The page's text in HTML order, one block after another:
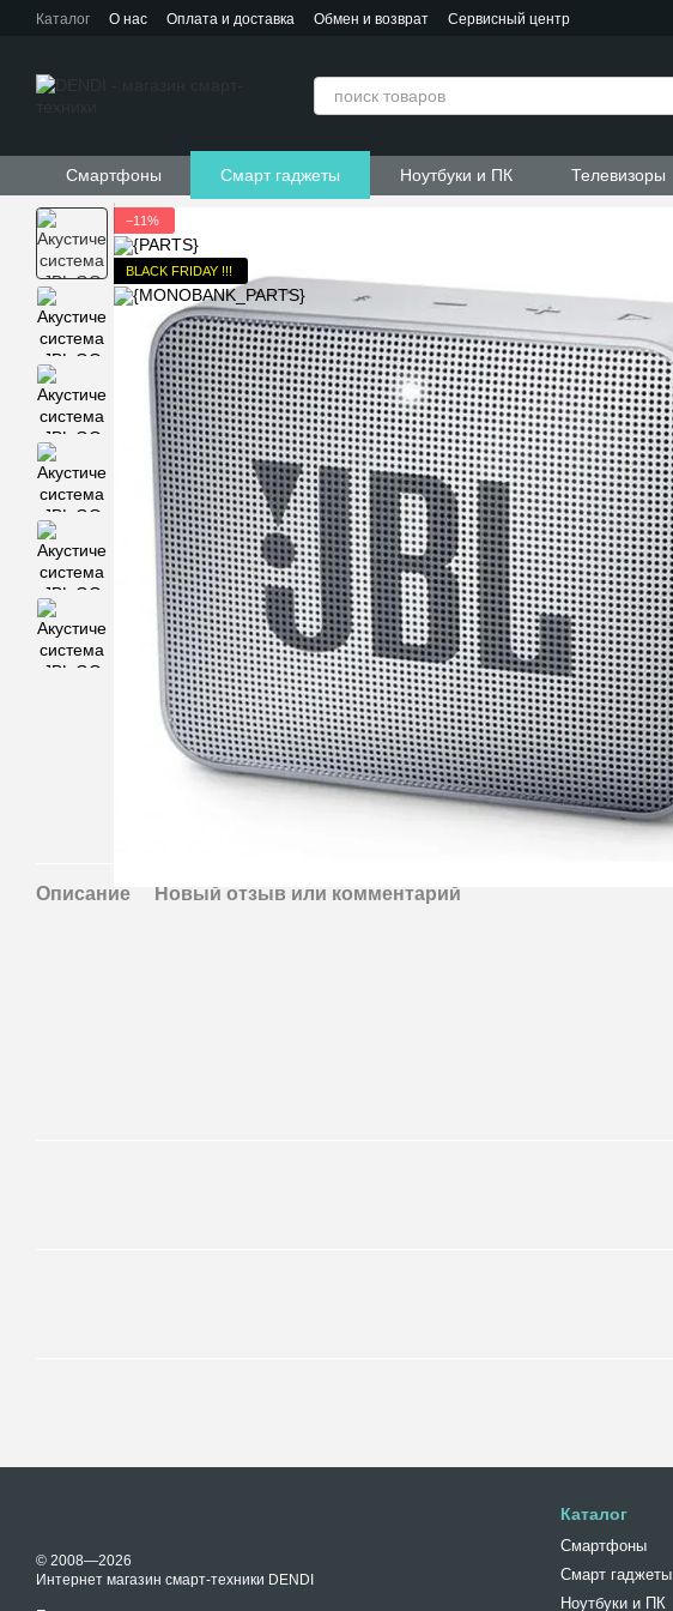
Перейти к основному контенту
Каталог О нас Оплата и доставка Обмен и возврат
Сервисный центр
Смартфоны Смарт гаджеты Ноутбуки и ПК Телевизоры
−11%
BLACK FRIDAY !!!
Описание Новый отзыв или комментарий
© 2008—2026
Интернет магазин смарт-техники DENDI
Каталог
Смартфоны
Смарт гаджеты
Ноутбуки и ПК